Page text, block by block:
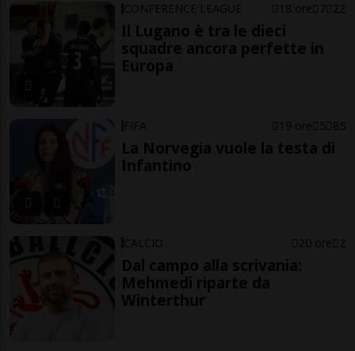
CONFERENCE LEAGUE 18 ore 7 22
Il Lugano è tra le dieci
squadre ancora perfette in
Europa
FIFA 19 ore 5 85
La Norvegia vuole la testa di
Infantino
CALCIO 20 ore 2
Dal campo alla scrivania:
Mehmedi riparte da
Winterthur